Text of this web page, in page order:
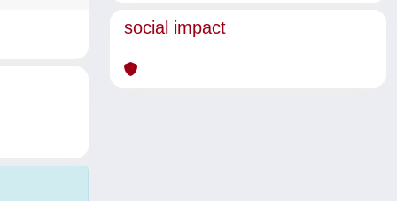
social impact